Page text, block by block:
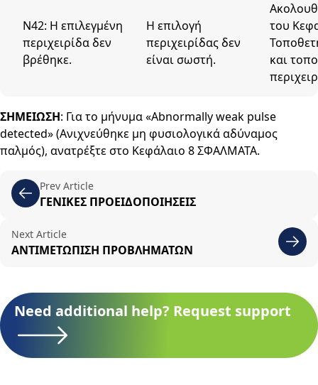
N42: Η επιλεγμένη
περιχειρίδα δεν
βρέθηκε.
Η επιλογή
περιχειρίδας δεν
είναι σωστή.
του
και
ΣΗΜΕΙΩΣΗ: Για το μήνυμα «Abnormally weak pulse
detected» (Ανιχνεύθηκε μη φυσιολογικά αδύναμος
παλμός), ανατρέξτε στο Κεφάλαιο 8 ΣΦΑΛΜΑΤΑ.
Prev Article
ΓΕΝΙΚΕΣ ΠΡΟΕΙΔΟΠΟΙΗΣΕΙΣ
Next Article
ΑΝΤΙΜΕΤΩΠΙΣΗ ΠΡΟΒΛΗΜΑΤΩΝ
Need additional help? Request support